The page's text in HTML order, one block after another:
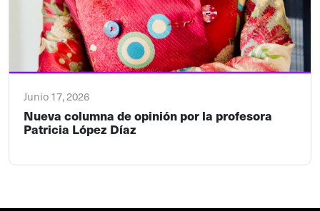
Junio 17, 2026
Nueva columna de opinión por la profesora
Patricia López Díaz